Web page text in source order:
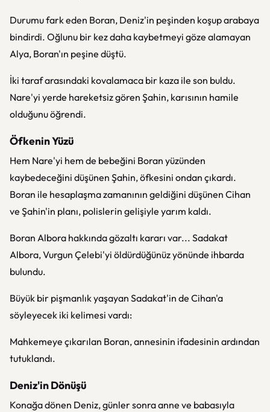
Durumu fark eden Boran, Deniz'in peşinden koşup arabaya
bindirdi. Oğlunu bir kez daha kaybetmeyi göze alamayan
Alya, Boran'ın peşine düştü.
İki taraf arasındaki kovalamaca bir kaza ile son buldu.
Nare'yi yerde hareketsiz gören Şahin, karısının hamile
olduğunu öğrendi.
Öfkenin Yüzü
Hem Nare'yi hem de bebeğini Boran yüzünden
kaybedeceğini düşünen Şahin, öfkesini ondan çıkardı.
Boran ile hesaplaşma zamanının geldiğini düşünen Cihan
ve Şahin'in planı, polislerin gelişiyle yarım kaldı.
Boran Albora hakkında gözaltı kararı var... Sadakat
Albora, Vurgun Çelebi'yi öldürdüğünüz yönünde ihbarda
bulundu.
Büyük bir pişmanlık yaşayan Sadakat'in de Cihan'a
söyleyecek iki kelimesi vardı:
Mahkemeye çıkarılan Boran, annesinin ifadesinin ardından
tutuklandı.
Deniz'in Dönüşü
Konağa dönen Deniz, günler sonra anne ve babasıyla